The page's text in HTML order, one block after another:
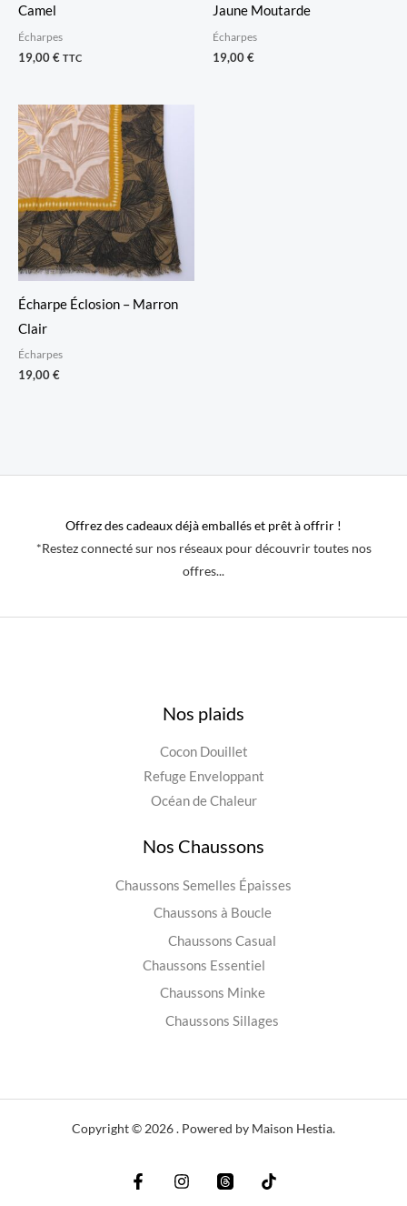
Camel
Écharpes
19,00€ TTC
Jaune Moutarde
Écharpes
19,00€
Écharpe Éclosion – Marron
Clair
Écharpes
19,00€
Offrez des cadeaux déjà emballés et prêt à offrir !
*Restez connecté sur nos réseaux pour découvrir toutes nos
offres...
Nos plaids
Cocon Douillet
Refuge Enveloppant
Océan de Chaleur
Nos Chaussons
Chaussons Semelles Épaisses
Chaussons à Boucle
Chaussons Casual
Chaussons Essentiel
Chaussons Minke
Chaussons Sillages
Copyright © 2026 . Powered by Maison Hestia.